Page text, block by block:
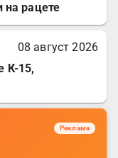
на рацете
08 август 2026
К-15,
Реклама